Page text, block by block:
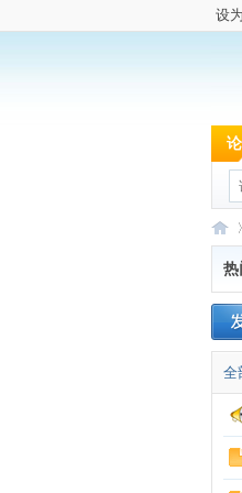
设
»
热
全